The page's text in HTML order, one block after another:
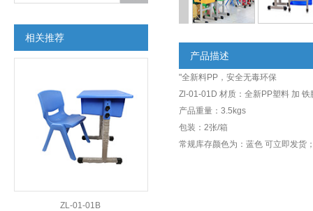
相关推荐
ZL-01-01B
产品描述
"全新料PP，安全无毒环保
Zl-01-01D 材质：全新PP塑料 加 铁
产品重量：3.5kgs
包装：2张/箱
常规库存颜色为：蓝色 可立即发货